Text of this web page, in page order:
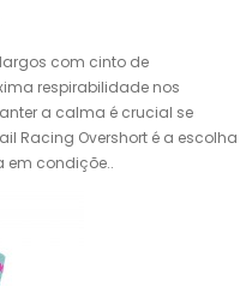
com cinto de
respirabilidade nos
a calma é crucial se
Racing Overshort é a escolha
em condiçõe..